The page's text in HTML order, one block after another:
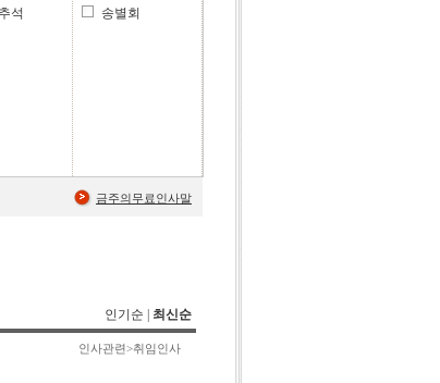
석
송별회
금주의무료인사말
인기순 최신순
인사관련>취임인사